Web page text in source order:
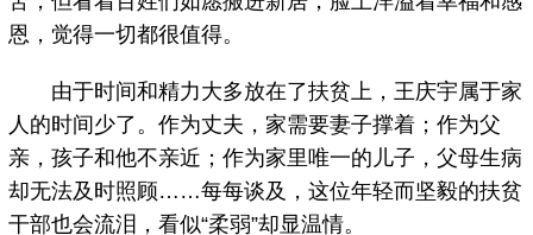
恩，觉得一切都很值得。
由于时间和精力大多放在了扶贫上，王庆宇属于家
人的时间少了。作为丈夫，家需要妻子撑着；作为父
亲，孩子和他不亲近；作为家里唯一的儿子，父母生病
却无法及时照顾……每每谈及，这位年轻而坚毅的扶贫
干部也会流泪，看似“柔弱”却显温情。